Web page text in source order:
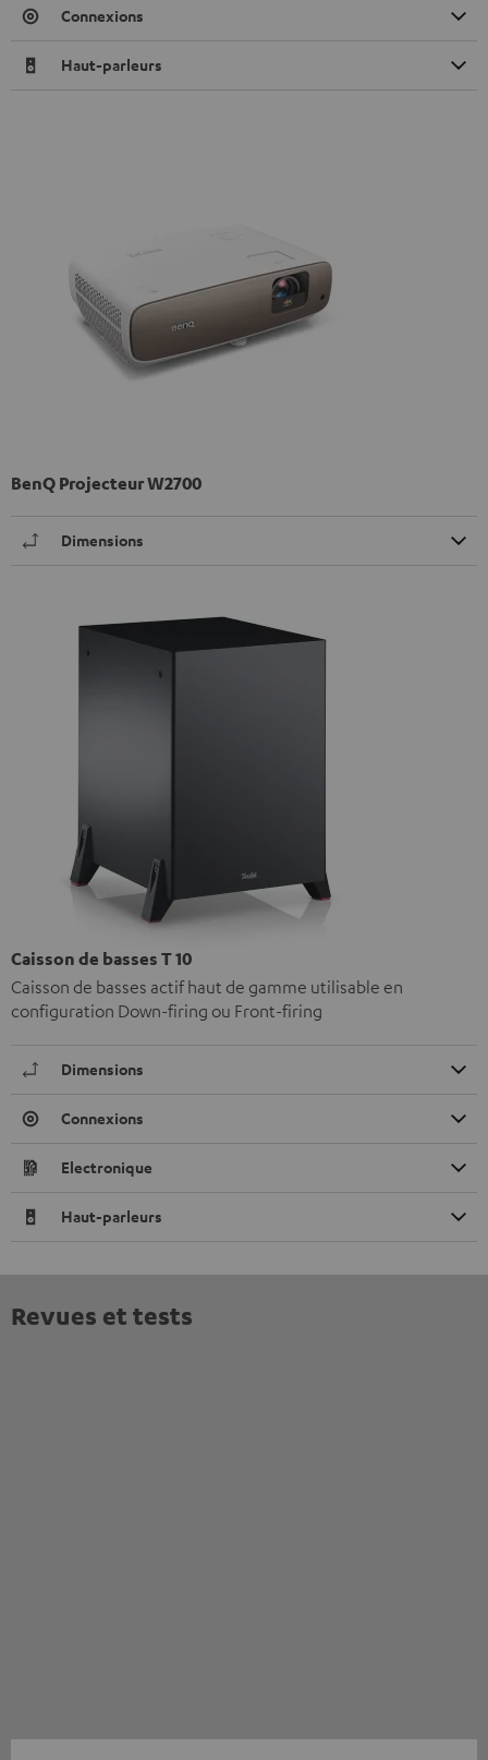
Connexions
Haut-parleurs
BenQ Projecteur W2700
Dimensions
Caisson de basses T 10
Caisson de basses actif haut de gamme utilisable en
configuration Down-firing ou Front-firing
Dimensions
Connexions
Electronique
Haut-parleurs
Revues et tests